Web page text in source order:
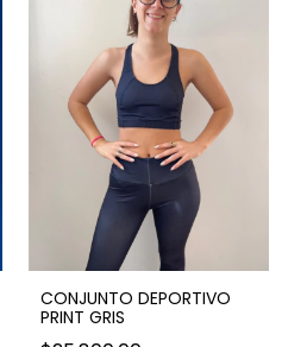
CONJUNTO DEPORTIVO
PRINT GRIS